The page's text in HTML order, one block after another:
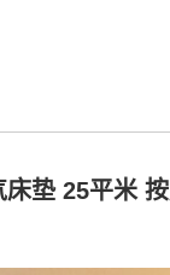
垫 25平米